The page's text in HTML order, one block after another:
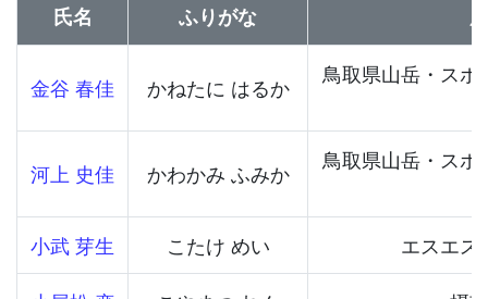
氏名 ふりがな
金谷 春佳 かねたに はるか
鳥取県山岳・ス
河上 史佳 かわかみ ふみか
鳥取県山岳・ス
小武 芽生
こたけ めい
エスエス